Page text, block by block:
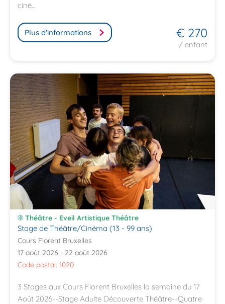
ciné...
Plus d'informations € 270
/ enfant
Théâtre - Eveil Artistique Théâtre
Stage de Théâtre/Cinéma (13 - 99 ans)
Cours Florent Bruxelles
17 août 2026 - 22 août 2026
Code postal: 1020
3 Stages aux Cours Florent Bruxelles la semaine du 17
Août 2026--Stage Adulte Découverte Théâtre--Quatre